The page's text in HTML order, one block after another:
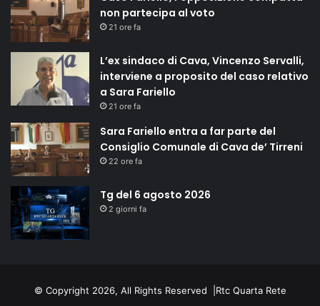
non partecipa al voto
21 ore fa
L’ex sindaco di Cava, Vincenzo Servalli,
interviene a proposito del caso relativo
a Sara Fariello
21 ore fa
Sara Fariello entra a far parte del
Consiglio Comunale di Cava de’ Tirreni
22 ore fa
Tg del 6 agosto 2026
2 giorni fa
© Copyright 2026, All Rights Reserved | Rtc Quarta Rete